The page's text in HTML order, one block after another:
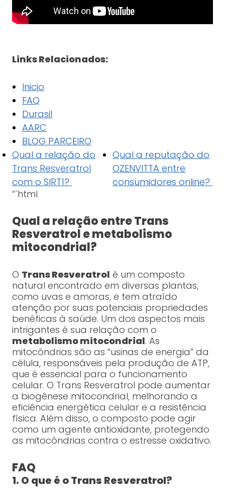
Links Relacionados:
Inicio
FAQ
Durasil
AARC
BLOG PARCEIRO
Qual a relação do
Trans Resveratrol
com o SIRT1?
Qual a reputação do
OZENVITTA entre
consumidores online?
“`html
Qual a relação entre Trans
Resveratrol e metabolismo
mitocondrial?
O Trans Resveratrol é um composto
natural encontrado em diversas plantas,
como uvas e amoras, e tem atraído
atenção por suas potenciais propriedades
benéficas à saúde. Um dos aspectos mais
intrigantes é sua relação com o
metabolismo mitocondrial. As
mitocôndrias são as “usinas de energia” da
célula, responsáveis pela produção de ATP,
que é essencial para o funcionamento
celular. O Trans Resveratrol pode aumentar
a biogênese mitocondrial, melhorando a
eficiência energética celular e a resistência
física. Além disso, o composto pode agir
como um agente antioxidante, protegendo
as mitocôndrias contra o estresse oxidativo.
FAQ
1. O que é o Trans Resveratrol?